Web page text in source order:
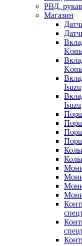
РВД,
Магазин
Isuzu
Isuzu